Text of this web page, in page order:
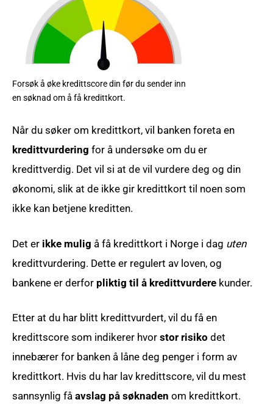
Forsøk å øke kredittscore din før du sender inn
en søknad om å få kredittkort.
Når du søker om kredittkort, vil banken foreta en
kredittvurdering for å undersøke om du er
kredittverdig. Det vil si at de vil vurdere deg og din
økonomi, slik at de ikke gir kredittkort til noen som
ikke kan betjene kreditten.
Det er ikke mulig å få kredittkort i Norge i dag uten
kredittvurdering. Dette er regulert av loven, og
bankene er derfor pliktig til å kredittvurdere kunder.
Etter at du har blitt kredittvurdert, vil du få en
kredittscore som indikerer hvorstor risiko det
innebærer for banken å låne deg penger i form av
kredittkort. Hvis du har lav kredittscore, vil du mest
sannsynlig fåavslag på søknaden om kredittkort.